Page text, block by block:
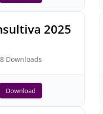
2025
Downloads
Download